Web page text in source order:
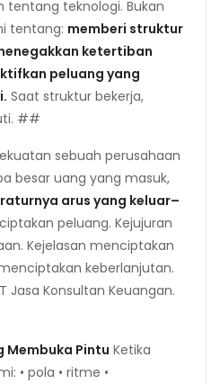
tentang teknologi. Bukan
tentang: memberi struktur
ketertiban
peluang yang
Saat struktur bekerja,
##
sebuah perusahaan
besar uang yang masuk,
arus yang keluar–
peluang. Kejujuran
Kejelasan menciptakan
keberlanjutan.
Jasa Konsultan Keuangan.
Membuka Pintu Ketika
• pola • ritme •